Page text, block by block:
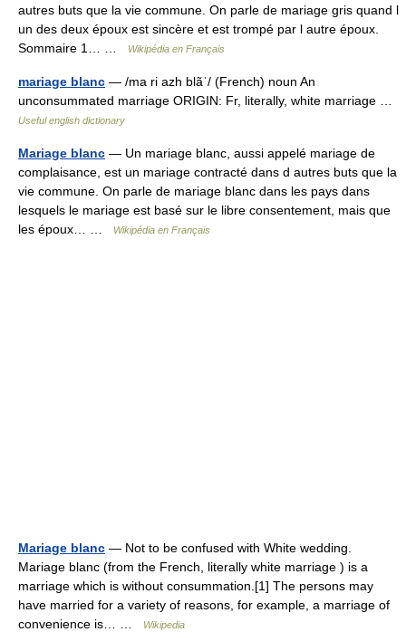
autres buts que la vie commune. On parle de mariage gris quand l
un des deux époux est sincère et est trompé par l autre époux.
Sommaire 1… …
Wikipédia en Français
mariage blanc — /ma ri azh blãˈ/ (French) noun An
unconsummated marriage ORIGIN: Fr, literally, white marriage …
Useful english dictionary
Mariage blanc — Un mariage blanc, aussi appelé mariage de
complaisance, est un mariage contracté dans d autres buts que la
vie commune. On parle de mariage blanc dans les pays dans
lesquels le mariage est basé sur le libre consentement, mais que
les époux… …
Wikipédia en Français
Mariage blanc — Not to be confused with White wedding.
Mariage blanc (from the French, literally white marriage ) is a
marriage which is without consummation.[1] The persons may
have married for a variety of reasons, for example, a marriage of
convenience is… …
Wikipedia